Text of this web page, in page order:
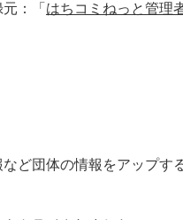
：「 はちコミねっと管理
ど団体の情報をアップす